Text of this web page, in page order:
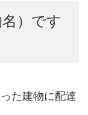
）です
た建物に配達